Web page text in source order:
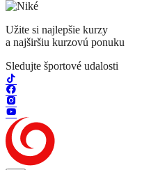
Užite si najlepšie kurzy
a najširšiu kurzovú ponuku
Sledujte športové udalosti